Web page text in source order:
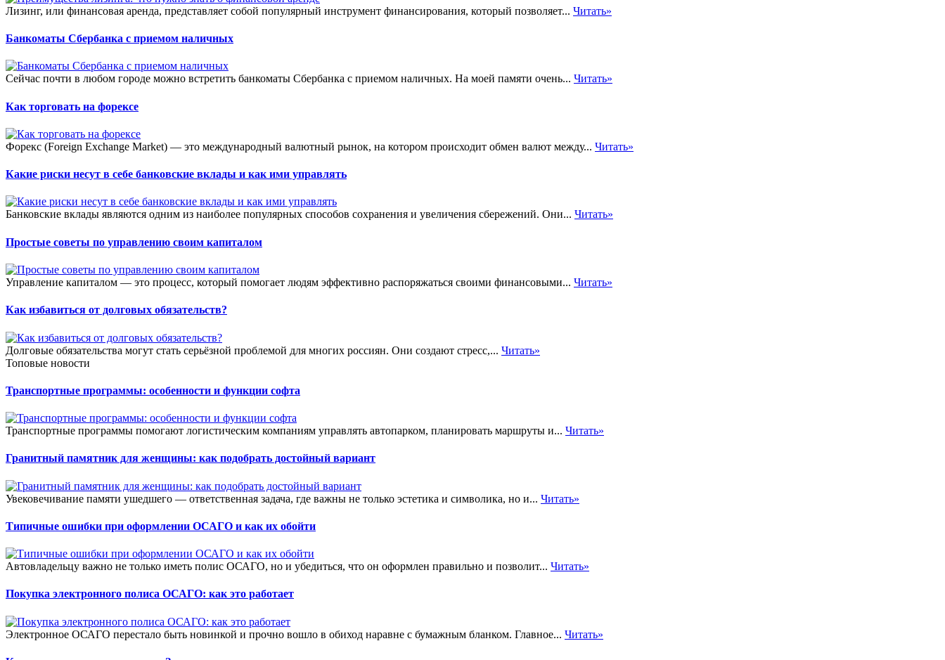
Лизинг, или финансовая аренда, представляет собой популярный инструмент финансирования, который позволяет... Читать»
Банкоматы Сбербанка с приемом наличных
Сейчас почти в любом городе можно встретить банкоматы Сбербанка с приемом наличных. На моей памяти очень... Читать»
Как торговать на форексе
Форекс (Foreign Exchange Market) — это международный валютный рынок, на котором происходит обмен валют между... Читать»
Какие риски несут в себе банковские вклады и как ими управлять
Банковские вклады являются одним из наиболее популярных способов сохранения и увеличения сбережений. Они... Читать»
Простые советы по управлению своим капиталом
Управление капиталом — это процесс, который помогает людям эффективно распоряжаться своими финансовыми... Читать»
Как избавиться от долговых обязательств?
Долговые обязательства могут стать серьёзной проблемой для многих россиян. Они создают стресс,... Читать»
Топовые новости
Транспортные программы: особенности и функции софта
Транспортные программы помогают логистическим компаниям управлять автопарком, планировать маршруты и... Читать»
Гранитный памятник для женщины: как подобрать достойный вариант
Увековечивание памяти ушедшего — ответственная задача, где важны не только эстетика и символика, но и... Читать»
Типичные ошибки при оформлении ОСАГО и как их обойти
Автовладельцу важно не только иметь полис ОСАГО, но и убедиться, что он оформлен правильно и позволит... Читать»
Покупка электронного полиса ОСАГО: как это работает
Электронное ОСАГО перестало быть новинкой и прочно вошло в обиход наравне с бумажным бланком. Главное... Читать»